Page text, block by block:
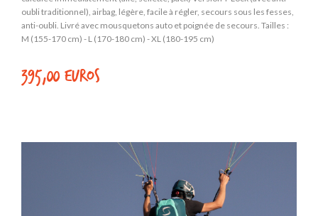
oubli traditionnel), airbag, légère, facile à régler, secours sous les fesses,
anti-oubli. Livré avec mousquetons auto et poignée de secours. Tailles :
M (155-170 cm) - L (170-180 cm) - XL (180-195 cm)
395,00 euros